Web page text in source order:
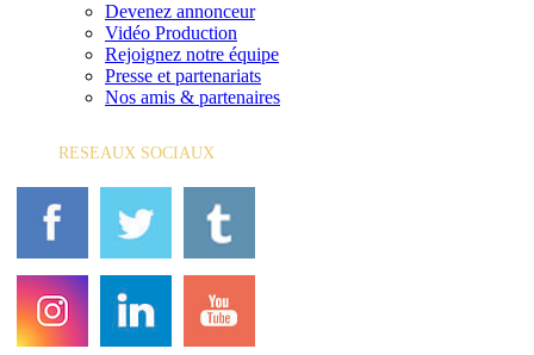
Devenez annonceur
Vidéo Production
Rejoignez notre équipe
Presse et partenariats
Nos amis & partenaires
RESEAUX SOCIAUX